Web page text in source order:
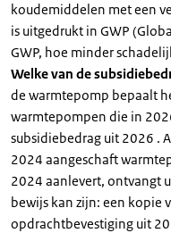
koudemiddelen met een
is uitgedrukt in GWP
GWP, hoe minder
Welke van de
de warmtepomp bepaalt
warmtepompen die in
subsidiebedrag uit 2026 .
2024 aangeschaft
2024 aanlevert, ontvangt
bewijs kan zijn: een kopie
opdrachtbevestiging uit